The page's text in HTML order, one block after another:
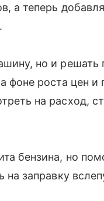
а теперь
но и решать
фоне роста цен и
на расход,
бензина, но
на заправку